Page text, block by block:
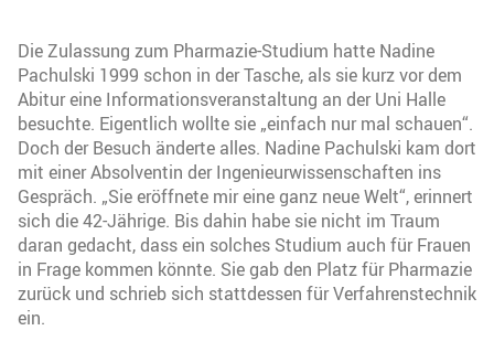
Die Zulassung zum Pharmazie-Studium hatte Nadine
Pachulski 1999 schon in der Tasche, als sie kurz vor dem
Abitur eine Informationsveranstaltung an der Uni Halle
besuchte. Eigentlich wollte sie „einfach nur mal schauen“.
Doch der Besuch änderte alles. Nadine Pachulski kam dort
mit einer Absolventin der Ingenieurwissenschaften ins
Gespräch. „Sie eröffnete mir eine ganz neue Welt“, erinnert
sich die 42-Jährige. Bis dahin habe sie nicht im Traum
daran gedacht, dass ein solches Studium auch für Frauen
in Frage kommen könnte. Sie gab den Platz für Pharmazie
zurück und schrieb sich stattdessen für Verfahrenstechnik
ein.